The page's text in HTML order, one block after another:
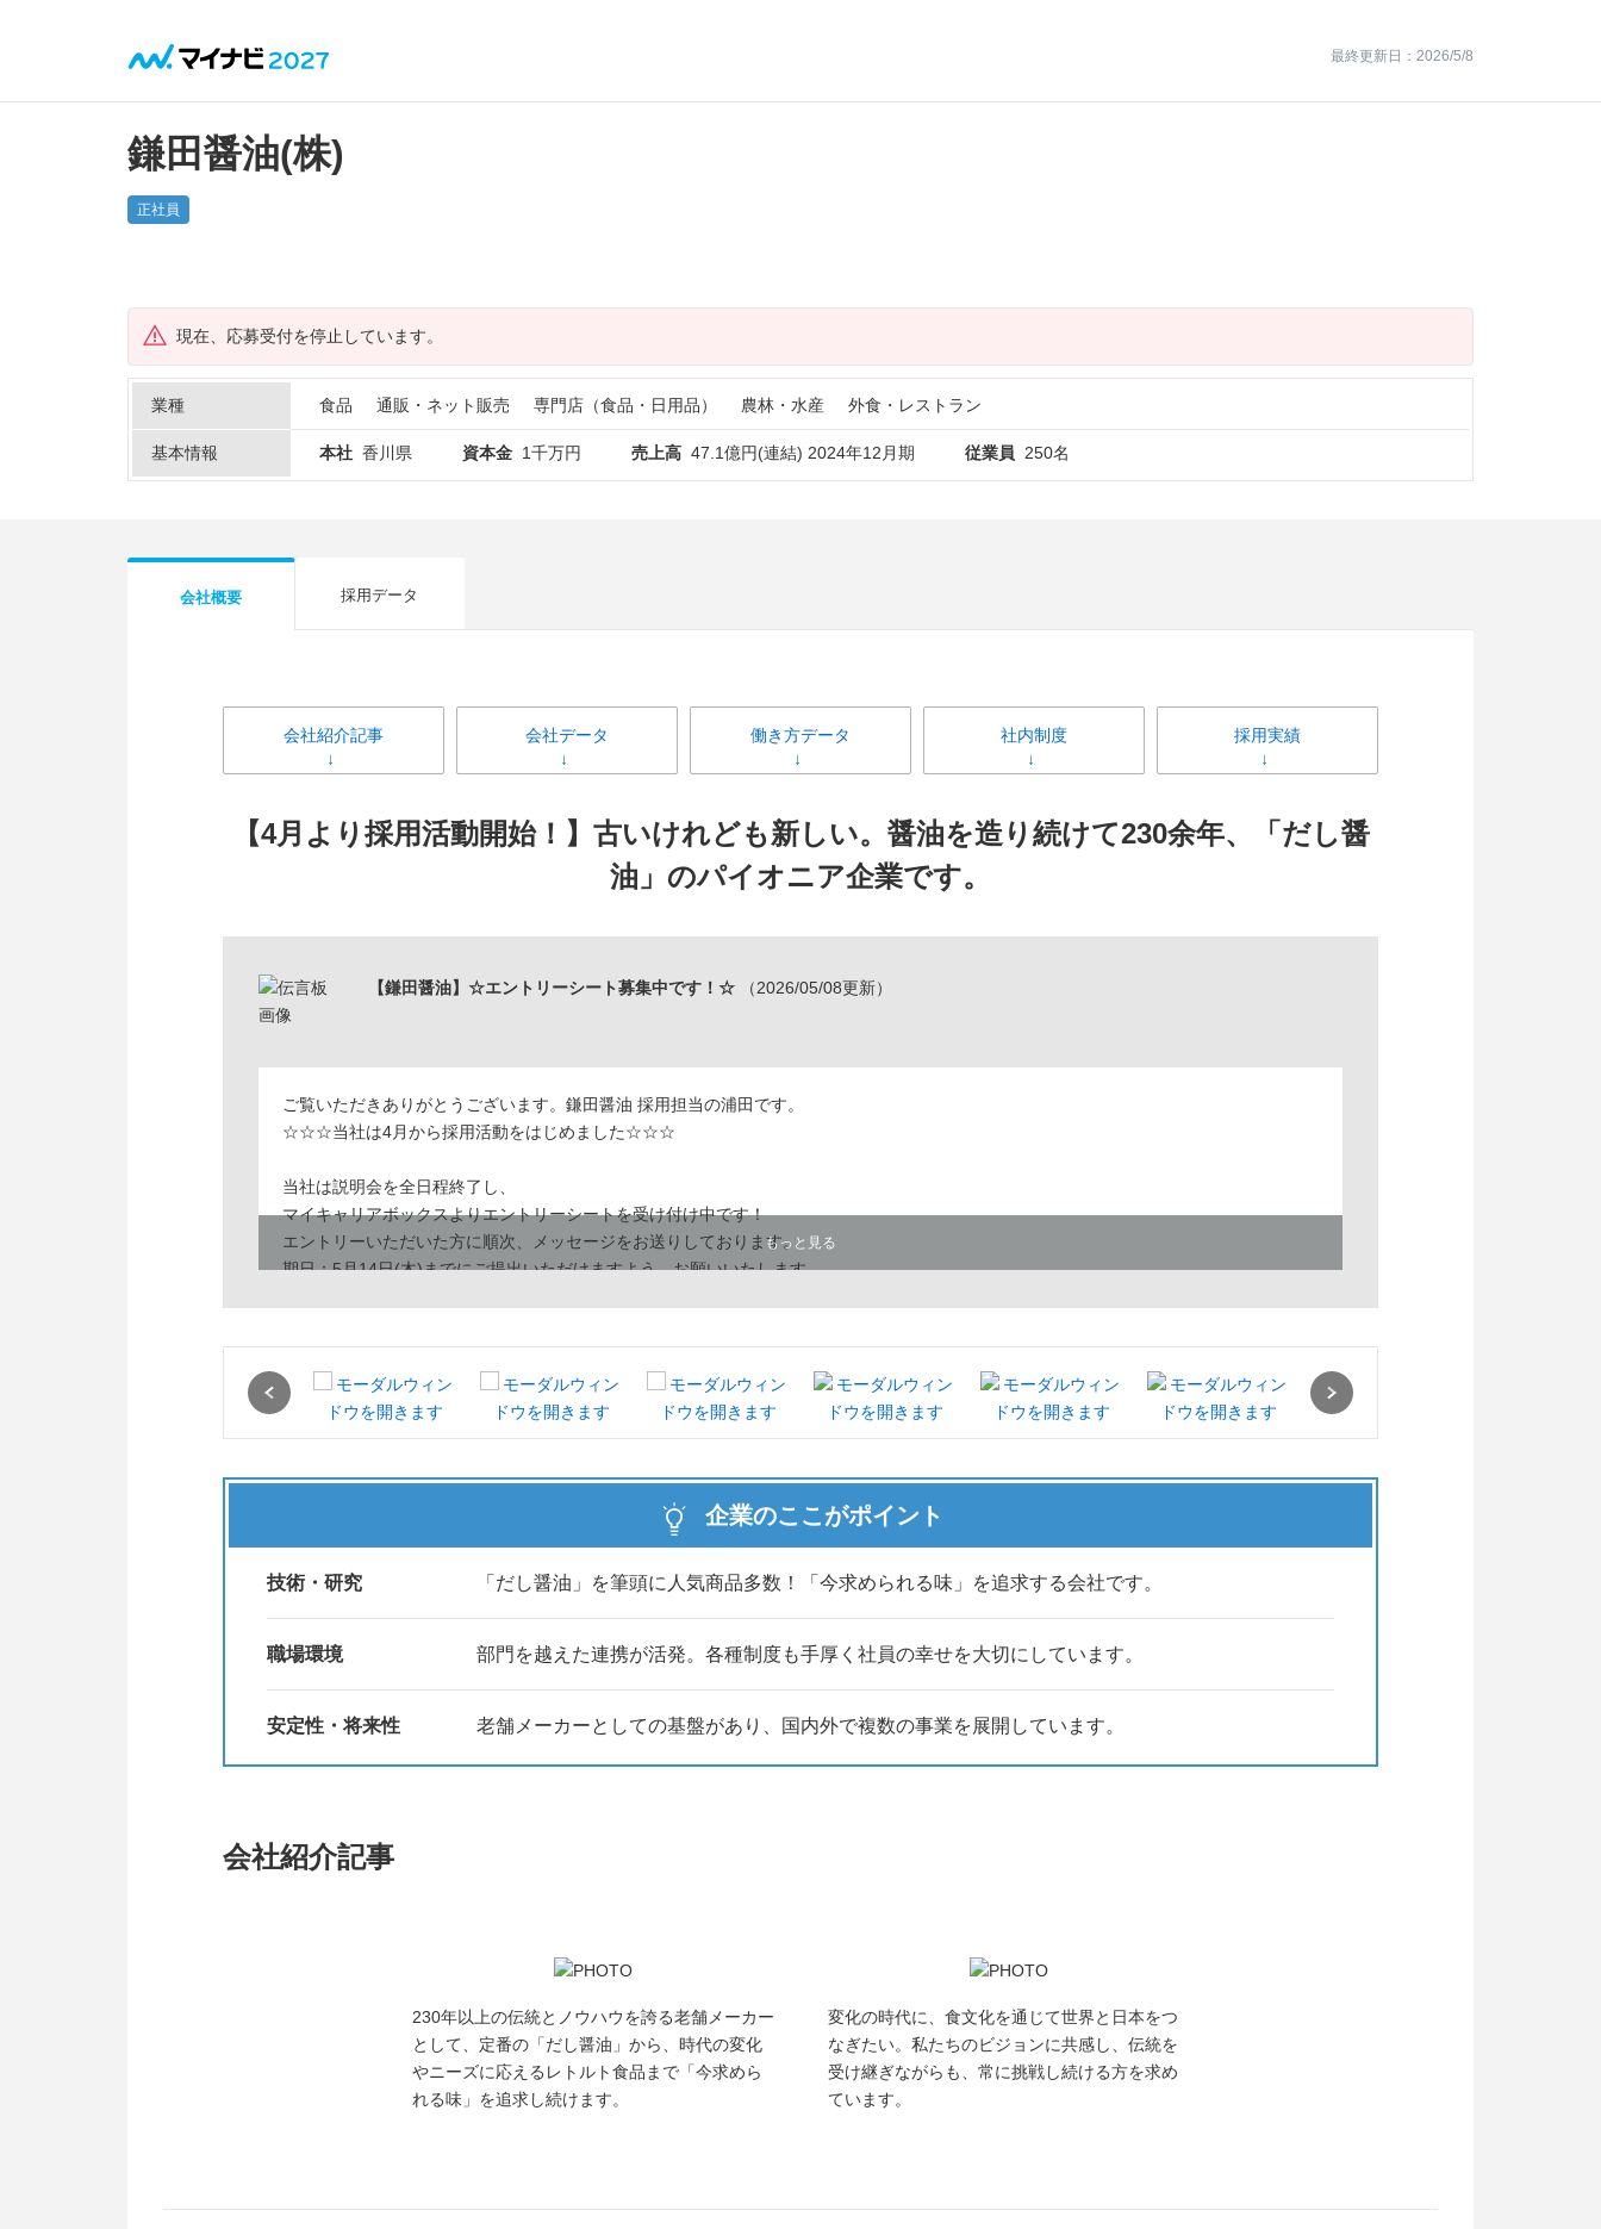
最終更新日：2026/5/8
鎌田醤油(株)
正社員
現在、応募受付を停止しています。
業種 食品 通販・ネット販売 専門店（食品・日用品） 農林・水産 外食・レストラン
基本情報 本社 香川県 資本金 1千万円 売上高 47.1億円(連結) 2024年12月期 従業員 250名
会社概要 採用データ
会社紹介記事 会社データ 働き方データ 社内制度 採用実績
【4月より採用活動開始！】古いけれども新しい。醤油を造り続けて230余年、「だし醤
油」のパイオニア企業です。
【鎌田醤油】☆エントリーシート募集中です！☆（2026/05/08更新）
ご覧いただきありがとうございます。鎌田醤油 採用担当の浦田です。
☆☆☆当社は4月から採用活動をはじめました☆☆☆
当社は説明会を全日程終了し、
マイキャリアボックスよりエントリーシートを受け付け中です！
エントリーいただいた方に順次、メッセージをお送りしております。
期日：5月14日(木)までにご提出いただけますよう、お願いいたします。
みなさんぜひご応募ください！
(5月8日更新)
もっと見る
企業のここがポイント
技術・研究 「だし醤油」を筆頭に人気商品多数！「今求められる味」を追求する会社です。
職場環境 部門を越えた連携が活発。各種制度も手厚く社員の幸せを大切にしています。
安定性・将来性 老舗メーカーとしての基盤があり、国内外で複数の事業を展開しています。
会社紹介記事
230年以上の伝統とノウハウを誇る老舗メーカー
として、定番の「だし醤油」から、時代の変化
やニーズに応えるレトルト食品まで「今求めら
れる味」を追求し続けます。
変化の時代に、食文化を通じて世界と日本をつ
なぎたい。私たちのビジョンに共感し、伝統を
受け継ぎながらも、常に挑戦し続ける方を求め
ています。